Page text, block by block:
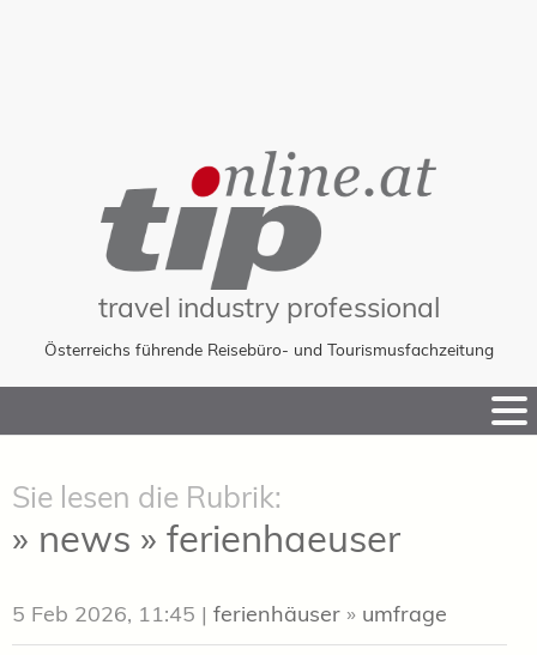
travel industry professional
Österreichs führende Reisebüro- und Tourismusfachzeitung
to
Sie lesen die Rubrik:
» news » ferienhaeuser
5 Feb 2026, 11:45 | ferienhäuser » umfrage